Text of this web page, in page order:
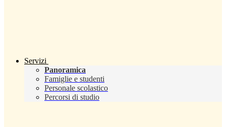
Servizi
Panoramica
Famiglie e studenti
Personale scolastico
Percorsi di studio